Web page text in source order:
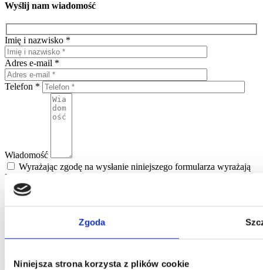
Zgoda
Niniejsza strona korzysta z plików cookie
Wyślij nam wiadomość
Imię i nazwisko *
Adres e-mail *
Telefon *
Wiadomość
Wyrażając zgodę na wysłanie niniejszego formularza wyrażają
Państwo zgodę na umieszczenie zawartych w nim danych w bazie
Home One i przetwarzanie danych osobowych przez Home One
oraz potwierdzają Państwo, że podanie danych nastąpiło w sposób
dobrowolny. Informujemy, że administratorem Państwa danych
osobowych jest Jarosław Pajnowski oraz, że przysługuje Państwu
prawo do ich poprawiania lub usuwania z naszej bazy danych.
Powyższe dane będą użyte jedynie w celu kontaktowania się z
wyślij